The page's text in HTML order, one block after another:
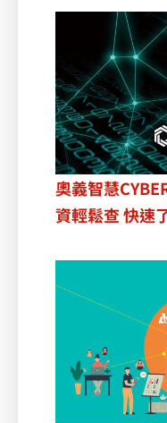
奧義智慧
資輕鬆查 快速